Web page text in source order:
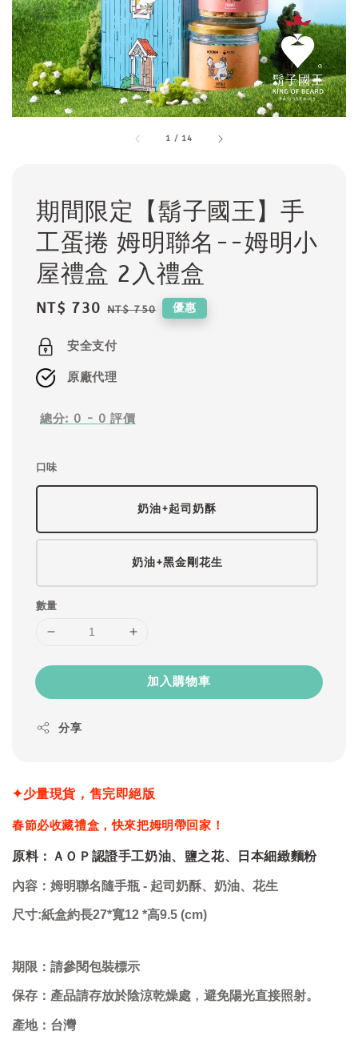
1 / 14
期間限定【鬍子國王】手
工蛋捲 姆明聯名--姆明小
屋禮盒 2入禮盒
Sale
NT$ 730 Regular
NT$ 750 優惠
安全支付
原廠代理
總分: 0 - 0 評價
口味
奶油+起司奶酥
奶油+黑金剛花生
數量
加入購物車
分享
✦少量現貨，售完即絕版
春節必收藏禮盒，快來把姆明帶回家！
原料：ＡＯＰ認證手工奶油、鹽之花、日本細緻麵粉
內容： 姆明聯名 隨手瓶 - 起司奶酥、奶油、花生
尺寸:紙盒約長27*寬12 *高9.5 (cm)
期限：請參閱包裝標示
保存 ：產品請存放於陰涼乾燥處﹐避免陽光直接照射。
產地：台灣